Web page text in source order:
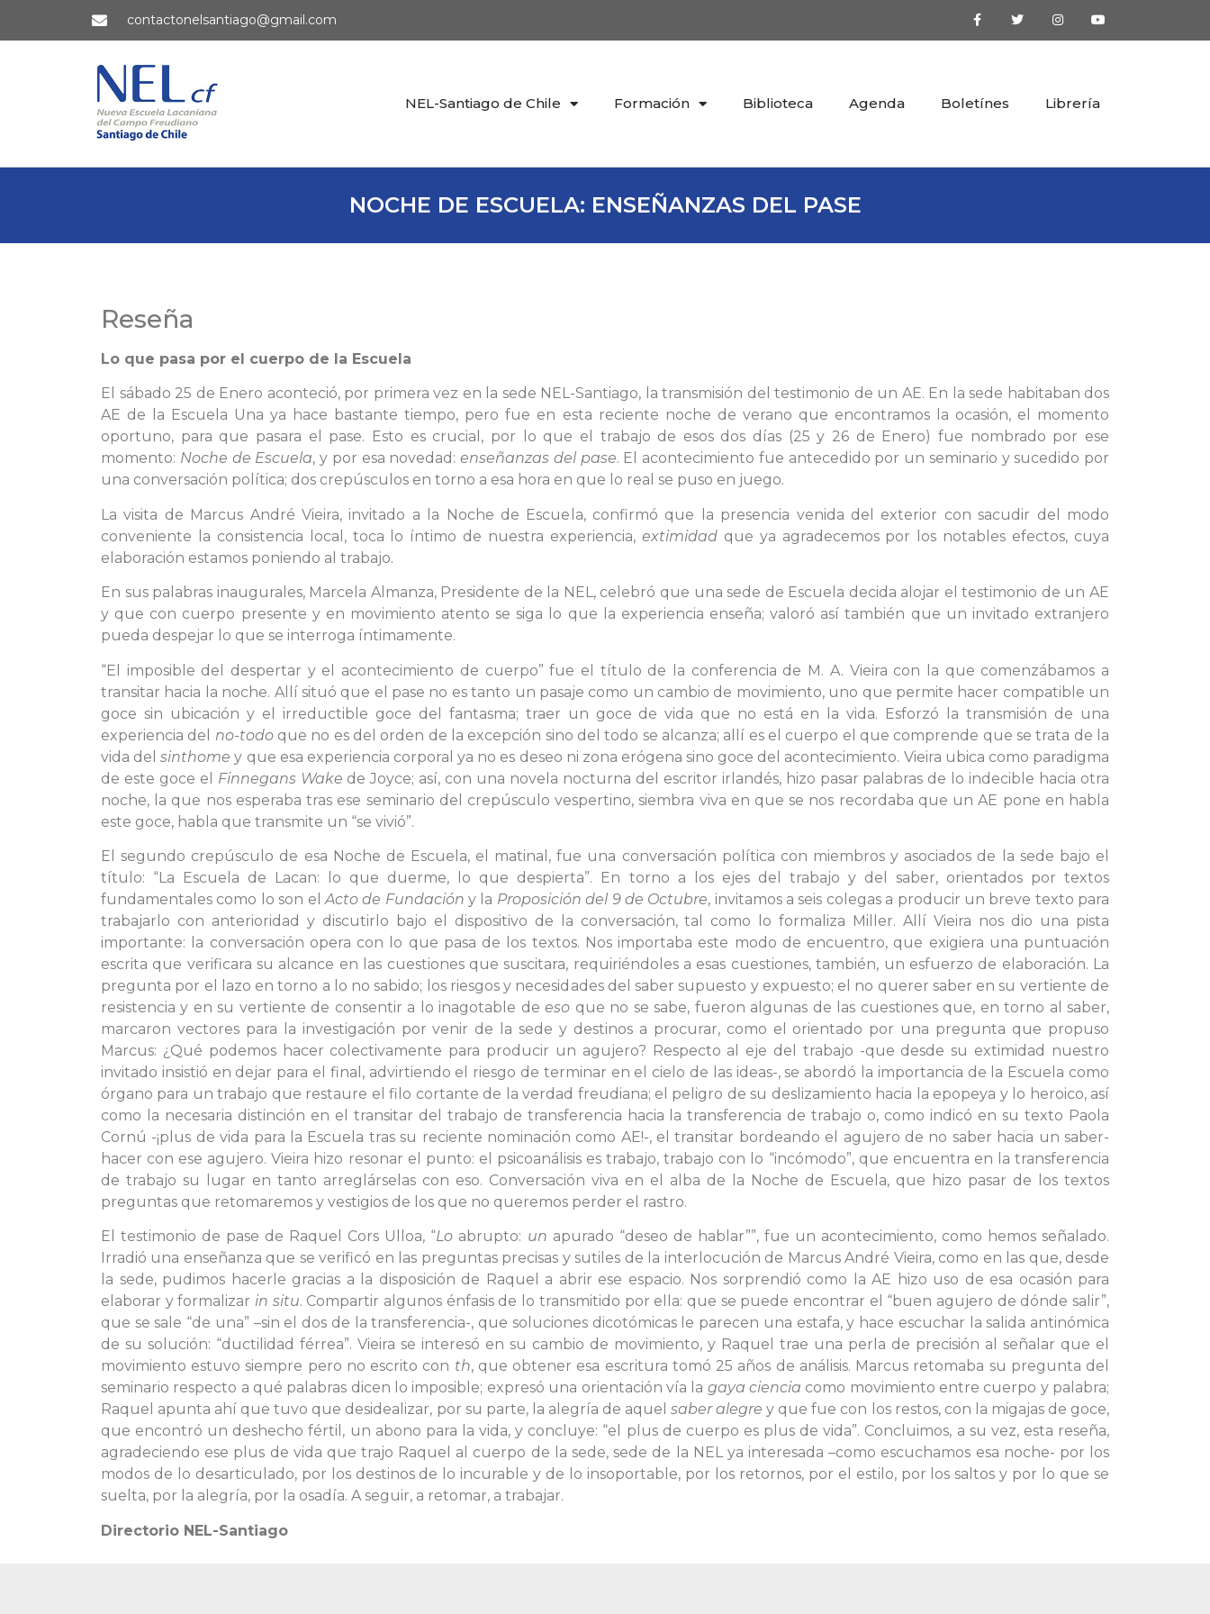
contactonelsantiago@gmail.com
NEL-Santiago de Chile Formación Biblioteca Agenda Boletínes Librería
NOCHE DE ESCUELA: ENSEÑANZAS DEL PASE
Reseña
Lo que pasa por el cuerpo de la Escuela
El sábado 25 de Enero aconteció, por primera vez en la sede NEL-Santiago, la transmisión del testimonio de un AE. En la sede habitaban dos
AE de la Escuela Una ya hace bastante tiempo, pero fue en esta reciente noche de verano que encontramos la ocasión, el momento
oportuno, para que pasara el pase. Esto es crucial, por lo que el trabajo de esos dos días (25 y 26 de Enero) fue nombrado por ese
momento: Noche de Escuela, y por esa novedad: enseñanzas del pase. El acontecimiento fue antecedido por un seminario y sucedido por
una conversación política; dos crepúsculos en torno a esa hora en que lo real se puso en juego.
La visita de Marcus André Vieira, invitado a la Noche de Escuela, confirmó que la presencia venida del exterior con sacudir del modo
conveniente la consistencia local, toca lo íntimo de nuestra experiencia, extimidadque ya agradecemos por los notables efectos, cuya
elaboración estamos poniendo al trabajo.
En sus palabras inaugurales, Marcela Almanza, Presidente de la NEL, celebró que una sede de Escuela decida alojar el testimonio de un AE
y que con cuerpo presente y en movimiento atento se siga lo que la experiencia enseña; valoró así también que un invitado extranjero
pueda despejar lo que se interroga íntimamente.
“El imposible del despertar y el acontecimiento de cuerpo” fue el título de la conferencia de M. A. Vieira con la que comenzábamos a
transitar hacia la noche. Allí situó que el pase no es tanto un pasaje como un cambio de movimiento, uno que permite hacer compatible un
goce sin ubicación y el irreductible goce del fantasma; traer un goce de vida que no está en la vida. Esforzó la transmisión de una
experiencia del no-todoque no es del orden de la excepción sino del todo se alcanza; allí es el cuerpo el que comprende que se trata de la
vida delsinthome y que esa experiencia corporal ya no es deseo ni zona erógena sino goce del acontecimiento. Vieira ubica como paradigma
de este goce el Finnegans Wake de Joyce; así, con una novela nocturna del escritor irlandés, hizo pasar palabras de lo indecible hacia otra
noche, la que nos esperaba tras ese seminario del crepúsculo vespertino, siembra viva en que se nos recordaba que un AE pone en habla
este goce, habla que transmite un “se vivió”.
El segundo crepúsculo de esa Noche de Escuela, el matinal, fue una conversación política con miembros y asociados de la sede bajo el
título: “La Escuela de Lacan: lo que duerme, lo que despierta”. En torno a los ejes del trabajo y del saber, orientados por textos
fundamentales como lo son elActo de Fundación y la Proposición del 9 de Octubre, invitamos a seis colegas a producir un breve texto para
trabajarlo con anterioridad y discutirlo bajo el dispositivo de la conversación, tal como lo formaliza Miller. Allí Vieira nos dio una pista
importante: la conversación opera con lo que pasa de los textos. Nos importaba este modo de encuentro, que exigiera una puntuación
escrita que verificara su alcance en las cuestiones que suscitara, requiriéndoles a esas cuestiones, también, un esfuerzo de elaboración. La
pregunta por el lazo en torno a lo no sabido; los riesgos y necesidades del saber supuesto y expuesto; el no querer saber en su vertiente de
resistencia y en su vertiente de consentir a lo inagotable deeso que no se sabe, fueron algunas de las cuestiones que, en torno al saber,
marcaron vectores para la investigación por venir de la sede y destinos a procurar, como el orientado por una pregunta que propuso
Marcus: ¿Qué podemos hacer colectivamente para producir un agujero? Respecto al eje del trabajo -que desde su extimidad nuestro
invitado insistió en dejar para el final, advirtiendo el riesgo de terminar en el cielo de las ideas-, se abordó la importancia de la Escuela como
órgano para un trabajo que restaure el filo cortante de la verdad freudiana; el peligro de su deslizamiento hacia la epopeya y lo heroico, así
como la necesaria distinción en el transitar del trabajo de transferencia hacia la transferencia de trabajo o, como indicó en su texto Paola
Cornú -¡plus de vida para la Escuela tras su reciente nominación como AE!-, el transitar bordeando el agujero de no saber hacia un saber-
hacer con ese agujero. Vieira hizo resonar el punto: el psicoanálisis es trabajo, trabajo con lo “incómodo”, que encuentra en la transferencia
de trabajo su lugar en tanto arreglárselas con eso. Conversación viva en el alba de la Noche de Escuela, que hizo pasar de los textos
preguntas que retomaremos y vestigios de los que no queremos perder el rastro.
El testimonio de pase de Raquel Cors Ulloa, “Lo abrupto: un apurado “deseo de hablar””, fue un acontecimiento, como hemos señalado.
Irradió una enseñanza que se verificó en las preguntas precisas y sutiles de la interlocución de Marcus André Vieira, como en las que, desde
la sede, pudimos hacerle gracias a la disposición de Raquel a abrir ese espacio. Nos sorprendió como la AE hizo uso de esa ocasión para
elaborar y formalizar in situ. Compartir algunos énfasis de lo transmitido por ella: que se puede encontrar el “buen agujero de dónde salir”,
que se sale “de una” –sin el dos de la transferencia-, que soluciones dicotómicas le parecen una estafa, y hace escuchar la salida antinómica
de su solución: “ductilidad férrea”. Vieira se interesó en su cambio de movimiento, y Raquel trae una perla de precisión al señalar que el
movimiento estuvo siempre pero no escrito con th, que obtener esa escritura tomó 25 años de análisis. Marcus retomaba su pregunta del
seminario respecto a qué palabras dicen lo imposible; expresó una orientación vía la gaya ciencia como movimiento entre cuerpo y palabra;
Raquel apunta ahí que tuvo que desidealizar, por su parte, la alegría de aquelsaber alegre y que fue con los restos, con la migajas de goce,
que encontró un deshecho fértil, un abono para la vida, y concluye: “el plus de cuerpo es plus de vida”. Concluimos, a su vez, esta reseña,
agradeciendo ese plus de vida que trajo Raquel al cuerpo de la sede, sede de la NEL ya interesada –como escuchamos esa noche- por los
modos de lo desarticulado, por los destinos de lo incurable y de lo insoportable, por los retornos, por el estilo, por los saltos y por lo que se
suelta, por la alegría, por la osadía. A seguir, a retomar, a trabajar.
Directorio NEL-Santiago